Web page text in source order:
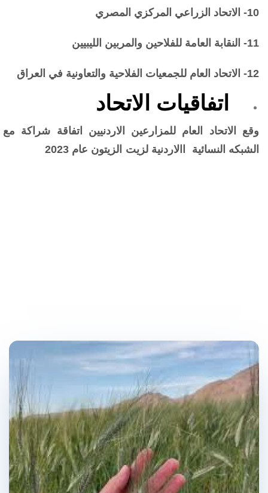
10- الاتحاد الزراعي المركزي المصري
11- النقابة العامة للفلاحين والمربين الليبيين
12- الاتحاد العام للجمعيات الفلاحية والتعاونية في العراق
اتفاقيات الاتحاد
وقع الاتحاد العام للمزارعين الاردنيين اتفاقة شراكة مع